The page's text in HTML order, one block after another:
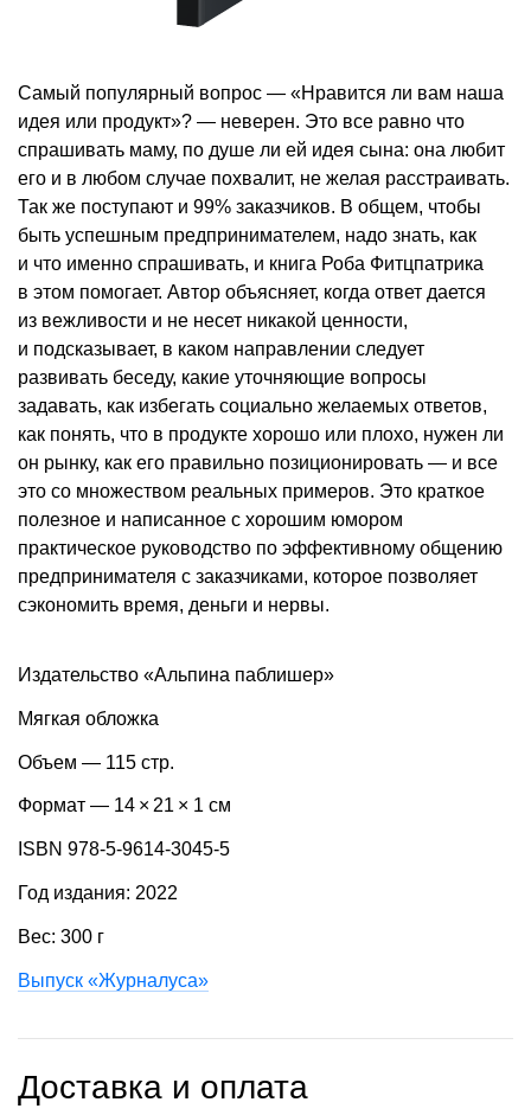
Самый популярный вопрос — «Нравится ли вам наша
идея или продукт»? — неверен. Это все равно что
спрашивать маму, по душе ли ей идея сына: она любит
его и в любом случае похвалит, не желая расстраивать.
Так же поступают и 99% заказчиков. В общем, чтобы
быть успешным предпринимателем, надо знать, как
и что именно спрашивать, и книга Роба Фитцпатрика
в этом помогает. Автор объясняет, когда ответ дается
из вежливости и не несет никакой ценности,
и подсказывает, в каком направлении следует
развивать беседу, какие уточняющие вопросы
задавать, как избегать социально желаемых ответов,
как понять, что в продукте хорошо или плохо, нужен ли
он рынку, как его правильно позиционировать — и все
это со множеством реальных примеров. Это краткое
полезное и написанное с хорошим юмором
практическое руководство по эффективному общению
предпринимателя с заказчиками, которое позволяет
сэкономить время, деньги и нервы.
Издательство «Альпина паблишер»
Мягкая обложка
Объем — 115 стр.
Формат — 14 × 21 × 1 см
ISBN 978-5-9614-3045-5
Год издания: 2022
Вес: 300 г
Выпуск «Журналуса»
Доставка и оплата